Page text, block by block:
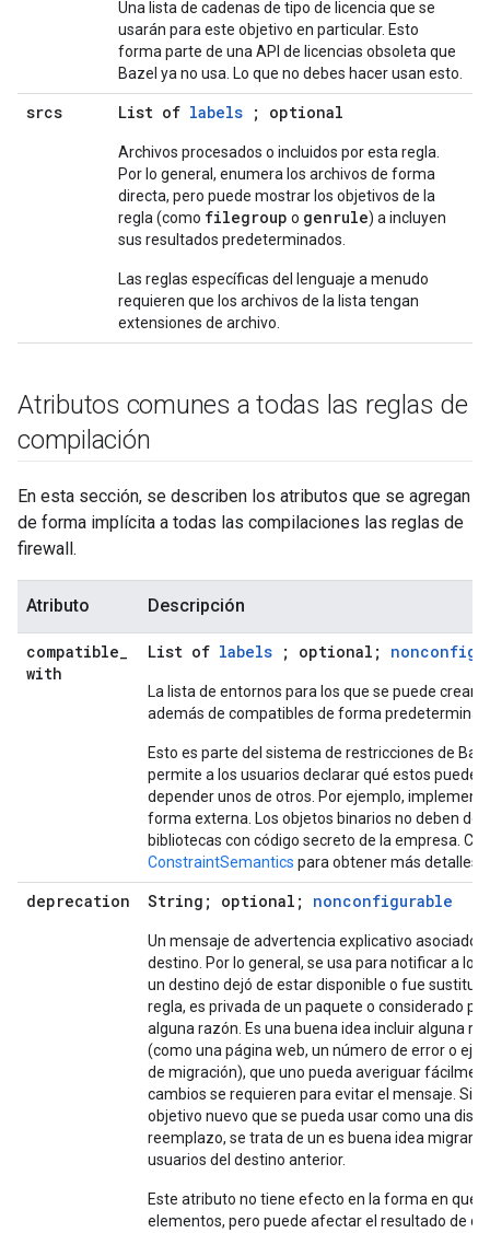
Una lista de cadenas de tipo de licencia que se
usarán para este objetivo en particular. Esto
forma parte de una API de licencias obsoleta que
Bazel ya no usa. Lo que no debes hacer usan esto.
srcs List of labels ; optional
Archivos procesados o incluidos por esta regla.
Por lo general, enumera los archivos de forma
directa, pero puede mostrar los objetivos de la
regla (como filegroup o genrule) a incluyen
sus resultados predeterminados.
Las reglas específicas del lenguaje a menudo
requieren que los archivos de la lista tengan
extensiones de archivo.
Atributos comunes a todas las reglas de
compilación
En esta sección, se describen los atributos que se agregan
de forma implícita a todas las compilaciones las reglas de
firewall.
Atributo Descripción
compatible_
with
List of labels ; optional;
La lista de entornos para los que se puede crear
además de compatibles de forma
Esto es parte del sistema de restricciones de
permite a los usuarios declarar qué estos pueden
depender unos de otros. Por ejemplo,
forma externa. Los objetos binarios no deben
bibliotecas con código secreto de la empresa.
ConstraintSemantics para obtener más detalles.
deprecation String; optional; nonconfigurable
Un mensaje de advertencia explicativo asociado
destino. Por lo general, se usa para notificar a los
un destino dejó de estar disponible o fue
regla, es privada de un paquete o considerado
alguna razón. Es una buena idea incluir alguna
(como una página web, un número de error o
de migración), que uno pueda averiguar
cambios se requieren para evitar el mensaje. Si
objetivo nuevo que se pueda usar como una
reemplazo, se trata de un es buena idea migrar
usuarios del destino anterior.
Este atributo no tiene efecto en la forma en que
elementos, pero puede afectar el resultado de